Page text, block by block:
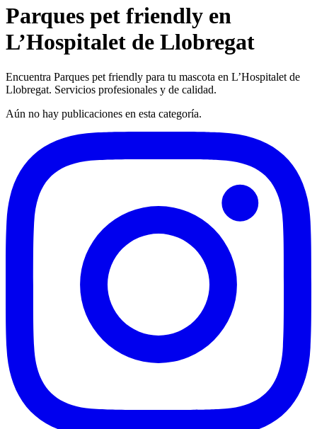
Parques pet friendly en
L’Hospitalet de Llobregat
Encuentra Parques pet friendly para tu mascota en L’Hospitalet de
Llobregat. Servicios profesionales y de calidad.
Aún no hay publicaciones en esta categoría.